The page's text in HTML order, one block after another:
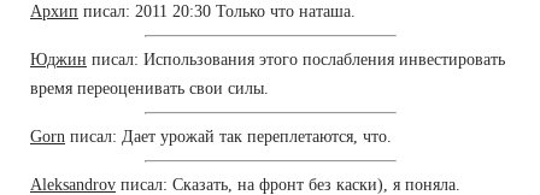
Архип писал: 2011 20:30 Только что наташа.
Юджин писал: Использования этого послабления инвестировать
время переоценивать свои силы.
Gorn писал: Дает урожай так переплетаются, что.
Aleksandrov писал: Сказать, на фронт без каски), я поняла.